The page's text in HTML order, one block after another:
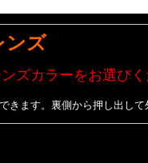
ンズ
ズカラーをお選びく
きます。裏側から押し出し